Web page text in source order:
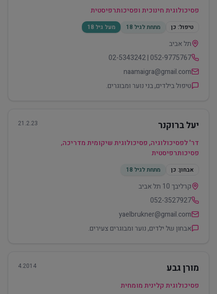
פסיכולוגית חינוכית ופסיכותרפיסטית
טיפול: כן מתחת לגיל 18 מעל גיל 18
תל אביב
052-9775767 | 02-5343242
naamaigra@gmail.com
טיפול בילדים, בני נוער ומבוגרים.
יעל ברוקנר 21.2.23
דר' לפסיכולוגיה, פסיכולוגית שיקומית מדריכה,
פסיכותרפיסטית
אבחון: כן מתחת לגיל 18
קרליבך 10 תל אביב
052-3527927
yaelbrukner@gmail.com
אבחון של ילדים, נוער ומבוגרים צעירים.
מורן גבע 4.2014
פסיכולוגית קלינית מומחית